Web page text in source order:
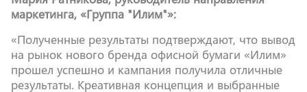
маркетинга, «Группа "Илим"»:
«Полученные результаты подтверждают, что вывод
на рынок нового бренда офисной бумаги «Илим»
прошел успешно и кампания получила отличные
результаты. Креативная концепция и выбранные